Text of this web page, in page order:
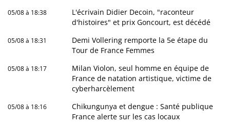
05/08 à 18:38
L'écrivain Didier Decoin, "raconteur
d'histoires" et prix Goncourt, est décédé
05/08 à 18:31
Demi Vollering remporte la 5e étape du
Tour de France Femmes
05/08 à 18:17
Milan Violon, seul homme en équipe de
France de natation artistique, victime de
cyberharcèlement
05/08 à 18:16
Chikungunya et dengue : Santé publique
France alerte sur les cas locaux